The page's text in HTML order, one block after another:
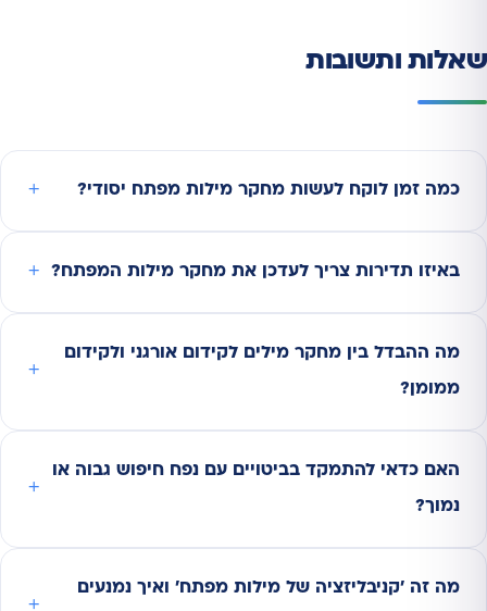
שאלות ותשובות
כמה זמן לוקח לעשות מחקר מילות מפתח יסודי?
באיזו תדירות צריך לעדכן את מחקר מילות המפתח?
מה ההבדל בין מחקר מילים לקידום אורגני ולקידום
ממומן?
האם כדאי להתמקד בביטויים עם נפח חיפוש גבוה או
נמוך?
מה זה 'קניבליזציה של מילות מפתח' ואיך נמנעים